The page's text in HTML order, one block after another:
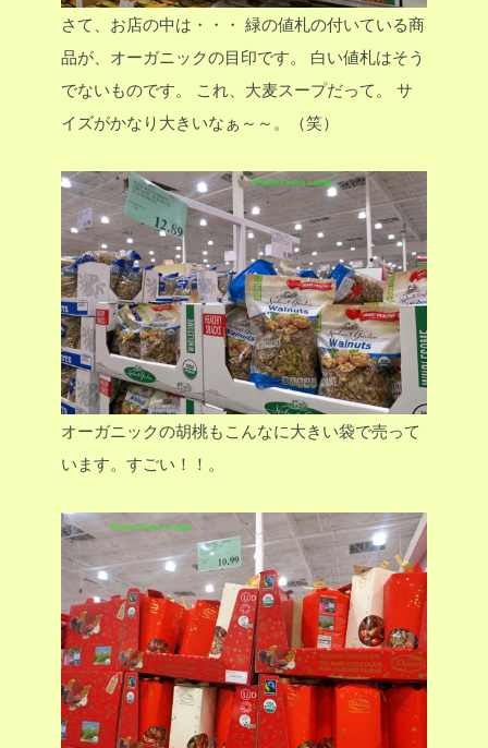
さて、お店の中は・・・ 緑の値札の付いている商
品が、オーガニックの目印です。
白い値札はそう
でないものです。
これ、大麦スープだって。
サ
イズがかなり大きいなぁ～～。（笑）
オーガニックの胡桃もこんなに大きい袋で売って
います。すごい！！。